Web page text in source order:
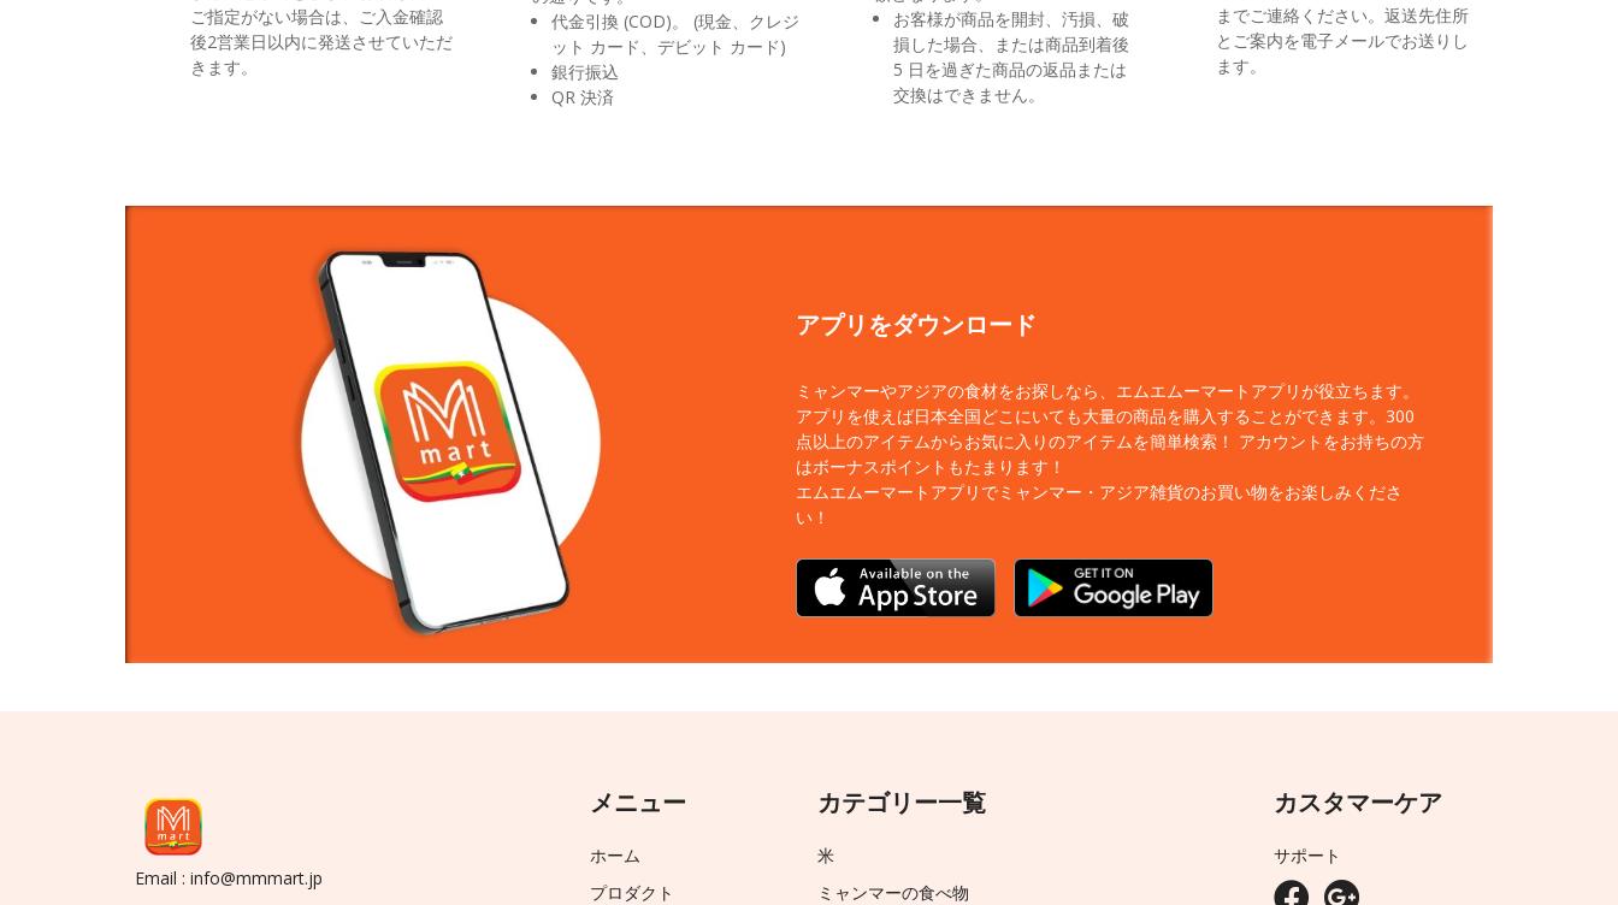
ご指定がない場合は、ご入金確認
後2営業日以内に発送させていただ
きます。
代金引換 (COD)。 (現金、クレジ
ット カード、デビット カード)
銀行振込
QR 決済
お客様が商品を開封、汚損、破
損した場合、または商品到着後
5 日を過ぎた商品の返品または
交換はできません。
までご連絡ください。返送先住所
とご案内を電子メールでお送りし
ます。
アプリをダウンロード
ミャンマーやアジアの食材をお探しなら、エムエムーマートアプリが役立ちます。
アプリを使えば日本全国どこにいても大量の商品を購入することができます。300
点以上のアイテムからお気に入りのアイテムを簡単検索！ アカウントをお持ちの方
はボーナスポイントもたまります！
エムエムーマートアプリでミャンマー・アジア雑貨のお買い物をお楽しみくださ
い！
Email : info@mmmart.jp
メニュー
ホーム
プロダクト
カテゴリー一覧
米
ミャンマーの食べ物
カスタマーケア
サポート